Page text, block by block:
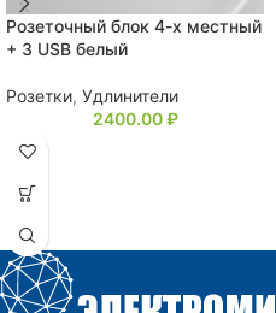
Розеточный блок 4-х местный
+ 3 USB белый
Розетки, Удлинители
2400.00₽